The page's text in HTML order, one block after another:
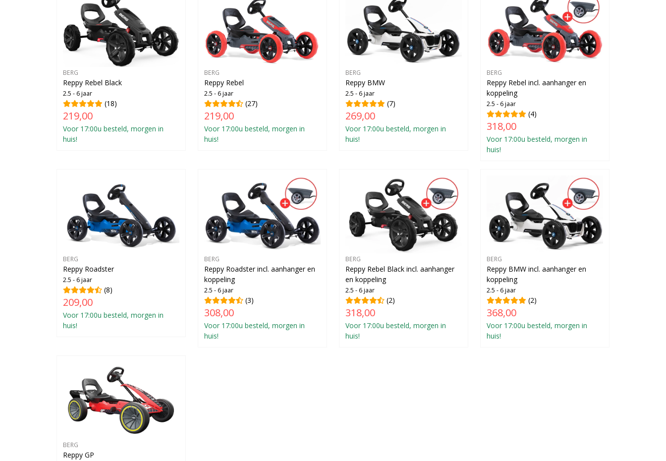
BERG
Reppy Rebel Black
2.5 - 6 jaar
(18)
219,00
Voor 17:00u besteld, morgen in
huis!
BERG
Reppy Rebel
2.5 - 6 jaar
(27)
219,00
Voor 17:00u besteld, morgen in
huis!
BERG
Reppy BMW
2.5 - 6 jaar
(7)
269,00
Voor 17:00u besteld, morgen in
huis!
BERG
Reppy Rebel incl. aanhanger en
koppeling
2.5 - 6 jaar
(4)
318,00
Voor 17:00u besteld, morgen in
huis!
BERG
Reppy Roadster
2.5 - 6 jaar
(8)
209,00
Voor 17:00u besteld, morgen in
huis!
BERG
Reppy Roadster incl. aanhanger en
koppeling
2.5 - 6 jaar
(3)
308,00
Voor 17:00u besteld, morgen in
huis!
BERG
Reppy Rebel Black incl. aanhanger
en koppeling
2.5 - 6 jaar
(2)
318,00
Voor 17:00u besteld, morgen in
huis!
BERG
Reppy BMW incl. aanhanger en
koppeling
2.5 - 6 jaar
(2)
368,00
Voor 17:00u besteld, morgen in
huis!
BERG
Reppy GP